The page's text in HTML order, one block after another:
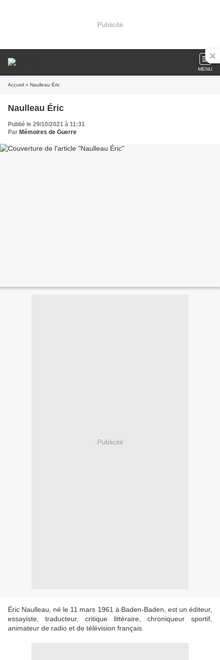
Publicité
MENU
Accueil » Naulleau Éric
Naulleau Éric
Publié le 29/10/2021 à 11:31
Par Mémoires de Guerre
Publicité
Éric Naulleau, né le 11 mars 1961 à Baden-Baden, est un éditeur,
essayiste, traducteur, critique littéraire, chroniqueur sportif,
animateur de radio et de télévision français.